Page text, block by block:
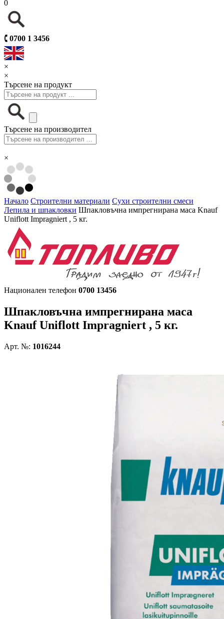
0
🕻 0700 1 3456
×
×
Търсене на продукт
Търсене на производител
×
Начало Строителни материали Сухи строителни смеси
Лепила и шпакловки Шпакловъчна импрегнирана маса Knauf
Uniflott Impragniert , 5 кг.
Национален телефон 0700 13456
Шпакловъчна импрегнирана маса
Knauf Uniflott Impragniert , 5 кг.
Арт. №: 1016244